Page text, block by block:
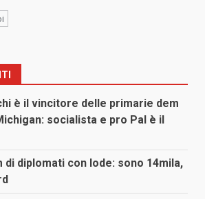
è il vincitore delle primarie dem
socialista e pro Pal è il
di diplomati con lode: sono 14mila,